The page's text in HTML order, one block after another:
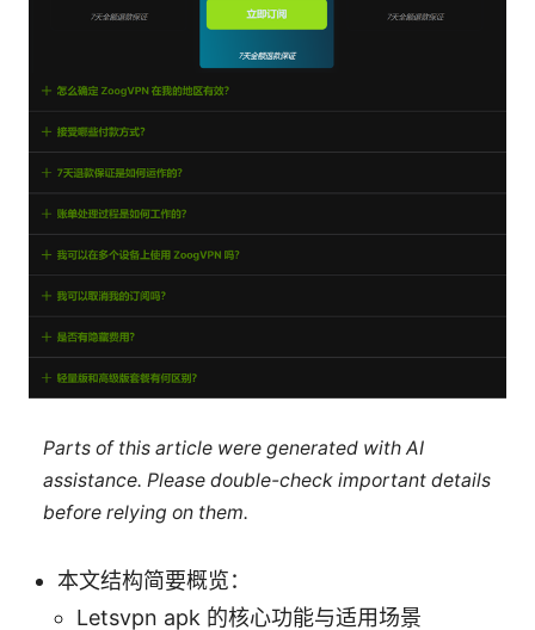
Parts of this article were generated with AI
assistance. Please double-check important details
before relying on them.
本文结构简要概览：
Letsvpn apk 的核心功能与适用场景